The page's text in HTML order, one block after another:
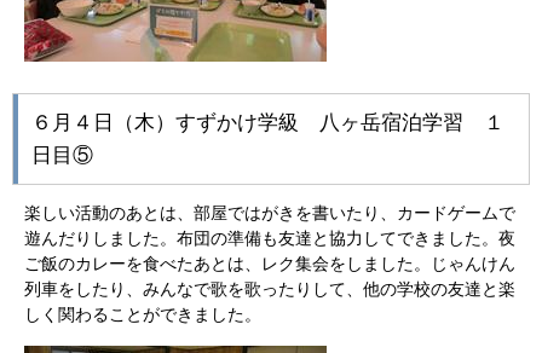
６月４日（木）すずかけ学級 八ヶ岳宿泊学習 １
日目⑤
楽しい活動のあとは、部屋ではがきを書いたり、カードゲームで
遊んだりしました。布団の準備も友達と協力してできました。夜
ご飯のカレーを食べたあとは、レク集会をしました。じゃんけん
列車をしたり、みんなで歌を歌ったりして、他の学校の友達と楽
しく関わることができました。